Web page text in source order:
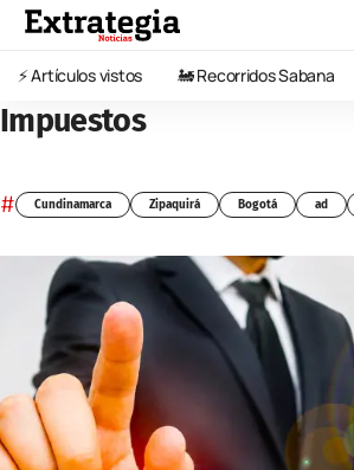
⚡️ Artículos vistos 🚂 Recorridos Sabana
Impuestos
# Cundinamarca Zipaquirá Bogotá ad